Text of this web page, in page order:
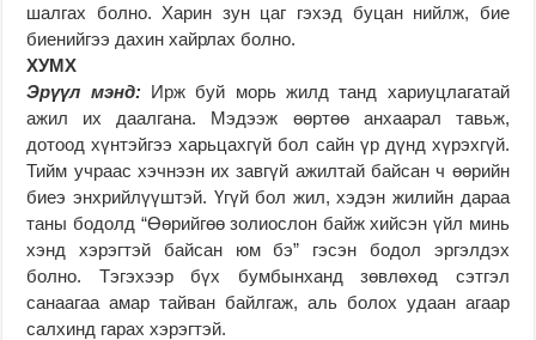
шалгах болно. Харин зун цаг гэхэд буцан нийлж, бие
биенийгээ дахин хайрлах болно.
ХУМХ
Эрүүл мэнд:Ирж буй морь жилд танд хариуцлагатай
ажил их даалгана. Мэдээж өөртөө анхаарал тавьж,
дотоод хүнтэйгээ харьцахгүй бол сайн үр дүнд хүрэхгүй.
Тийм учраас хэчнээн их завгүй ажилтай байсан ч өөрийн
биеэ энхрийлүүштэй. Үгүй бол жил, хэдэн жилийн дараа
таны бодолд “Өөрийгөө золиослон байж хийсэн үйл минь
хэнд хэрэгтэй байсан юм бэ” гэсэн бодол эргэлдэх
болно. Тэгэхээр бүх бумбынханд зөвлөхөд сэтгэл
санаагаа амар тайван байлгаж, аль болох удаан агаар
салхинд гарах хэрэгтэй.